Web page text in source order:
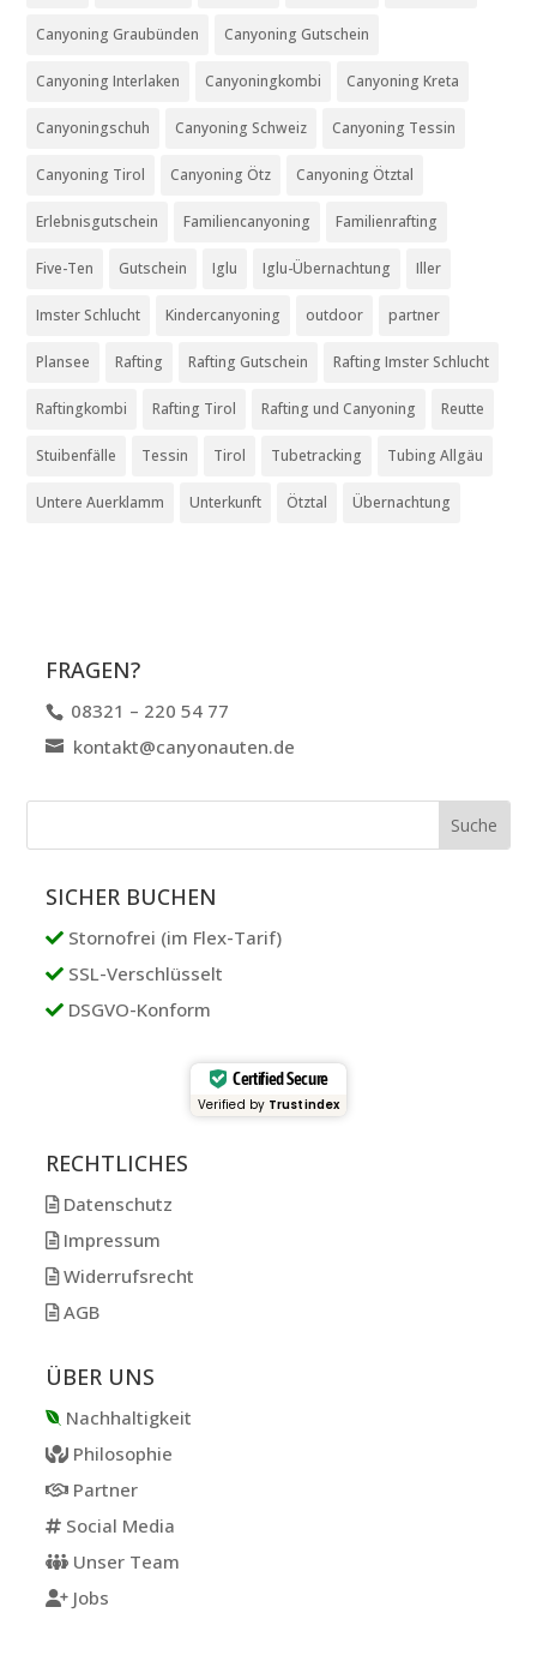
Canyoning Graubünden Canyoning Gutschein
Canyoning Interlaken Canyoningkombi Canyoning Kreta
Canyoningschuh Canyoning Schweiz Canyoning Tessin
Canyoning Tirol Canyoning Ötz Canyoning Ötztal
Erlebnisgutschein Familiencanyoning Familienrafting
Five-Ten Gutschein Iglu Iglu-Übernachtung Iller
Imster Schlucht Kindercanyoning outdoor partner
Plansee Rafting Rafting Gutschein Rafting Imster Schlucht
Raftingkombi Rafting Tirol Rafting und Canyoning Reutte
Stuibenfälle Tessin Tirol Tubetracking Tubing Allgäu
Untere Auerklamm Unterkunft Ötztal Übernachtung
FRAGEN?
08321 – 220 54 77
kontakt@canyonauten.de
SICHER BUCHEN
Stornofrei (im Flex-Tarif)
SSL-Verschlüsselt
DSGVO-Konform
Certified Secure
Verified by Trustindex
RECHTLICHES
Datenschutz
Impressum
Widerrufsrecht
AGB
ÜBER UNS
Nachhaltigkeit
Philosophie
Partner
Social Media
Unser Team
Jobs